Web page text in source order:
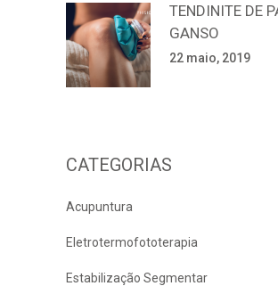
TENDINITE DE
GANSO
22 maio, 2019
CATEGORIAS
Acupuntura
Eletrotermofototerapia
Estabilização Segmentar